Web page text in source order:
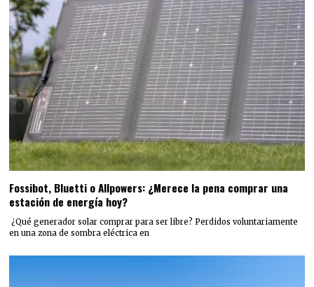
Fossibot, Bluetti o Allpowers: ¿Merece la pena comprar una
estación de energía hoy?
¿Qué generador solar comprar para ser libre? Perdidos voluntariamente
en una zona de sombra eléctrica en